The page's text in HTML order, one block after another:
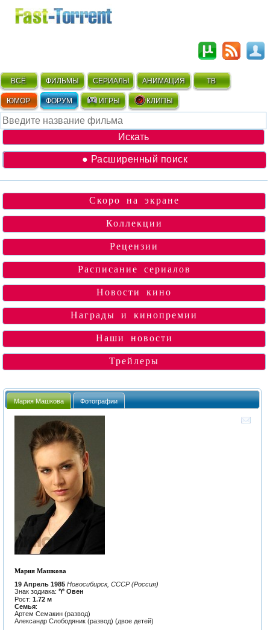
ВСЁ ФИЛЬМЫ СЕРИАЛЫ АНИМАЦИЯ ТВ
ЮМОР ФОРУМ ИГРЫ КЛИПЫ
● Расширенный поиск
Скоро на экране
Коллекции
Рецензии
Расписание сериалов
Новости кино
Награды и кинопремии
Наши новости
Трейлеры
Мария Машкова Фотографии
Мария Машкова
19 Апрель 1985 Новосибирск, СССР (Россия)
Знак зодиака: ♈ Овен
Рост: 1.72 м
Семья:
Артем Семакин (развод)
Александр Слободяник (развод) (двое детей)